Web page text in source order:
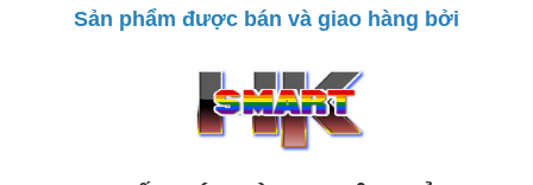
Sản phẩm được bán và giao hàng bởi